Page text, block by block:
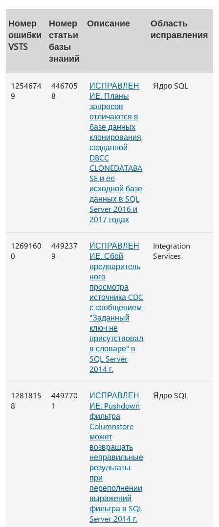
Номер
ошибки
VSTS
Номер
статьи
базы
знаний
Описание
Область
исправления
1254674
9
446705
8
ИСПРАВЛЕН
ИЕ. Планы
запросов
отличаются в
базе данных
клонирования,
созданной
DBCC
CLONEDATABA
SE и ее
исходной базе
данных в SQL
Server 2016 и
2017 годах
Ядро SQL
1269160
0
449237
9
ИСПРАВЛЕН
ИЕ. Сбой
предваритель
ного
просмотра
источника CDC
с сообщением
"Заданный
ключ не
присутствовал
в словаре" в
SQL Server
2014 г.
Integration
Services
1281815
8
449770
1
ИСПРАВЛЕН
ИЕ. Pushdown
фильтра
Columnstore
может
возвращать
неправильные
результаты
при
переполнении
выражений
фильтра в SQL
Server 2014 г.
Ядро SQL